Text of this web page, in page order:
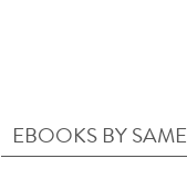
EBOOKS BY